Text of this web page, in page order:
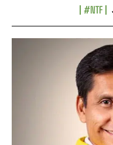
#NTF